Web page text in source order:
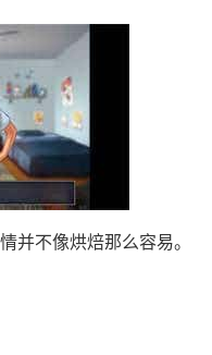
并不像烘焙那么容易。